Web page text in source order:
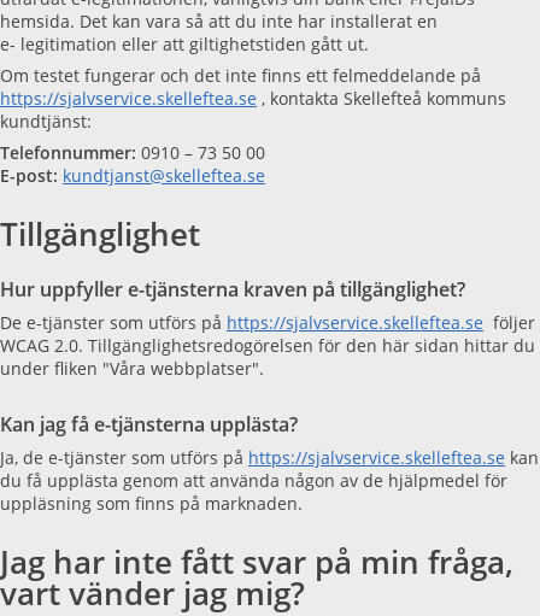
hemsida. Det kan vara så att du inte har installerat en
e- legitimation eller att giltighetstiden gått ut.
Om testet fungerar och det inte finns ett felmeddelande på
https://sjalvservice.skelleftea.se , kontakta Skellefteå kommuns
kundtjänst:
Telefonnummer: 0910 – 73 50 00
E-post: kundtjanst@skelleftea.se
Tillgänglighet
Hur uppfyller e-tjänsterna kraven på tillgänglighet?
De e-tjänster som utförs på https://sjalvservice.skelleftea.se följer
WCAG 2.0. Tillgänglighetsredogörelsen för den här sidan hittar du
under fliken "Våra webbplatser".
Kan jag få e-tjänsterna upplästa?
Ja, de e-tjänster som utförs på https://sjalvservice.skelleftea.se kan
du få upplästa genom att använda någon av de hjälpmedel för
uppläsning som finns på marknaden.
Jag har inte fått svar på min fråga,
vart vänder jag mig?